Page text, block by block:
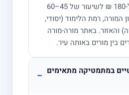
בדרך כלל בין 100 ל-180 ₪ לשיעור של 45–60
המורה, רמת הלימוד (יסודי,
והאזור. באתר מורה-מורה
בין מורים באותה עיר.
במתמטיקה מתאימים −